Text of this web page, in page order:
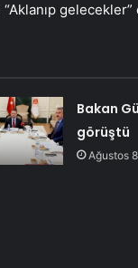
Bakan
görüştü
Ağustos